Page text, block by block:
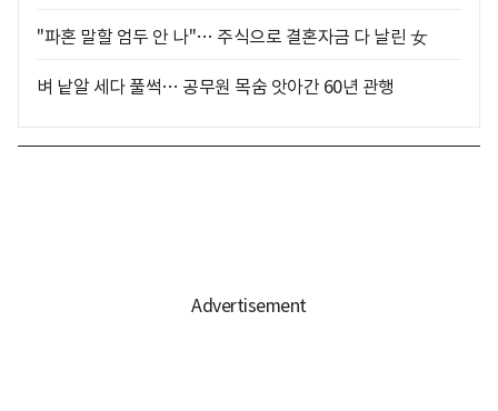
"파혼 말할 엄두 안 나"… 주식으로 결혼자금 다 날린 女
벼 낱알 세다 풀썩… 공무원 목숨 앗아간 60년 관행